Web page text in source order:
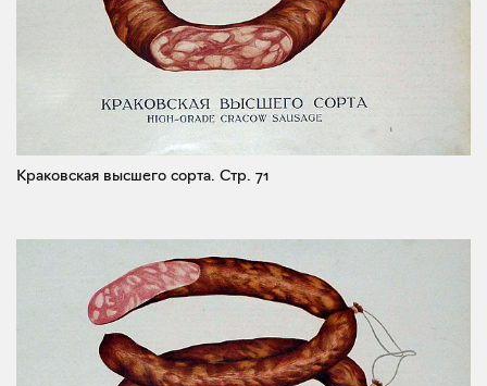
Краковская высшего сорта. Стр. 71